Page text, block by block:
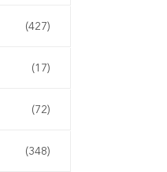
(427)
(17)
(72)
(348)